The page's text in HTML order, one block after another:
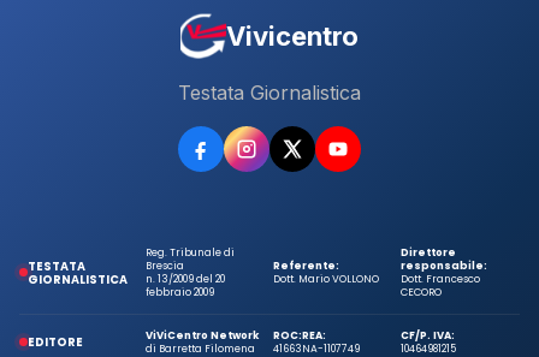
Vivicentro
Testata Giornalistica
TESTATA
GIORNALISTICA
Reg. Tribunale di
Brescia
n. 13/2009 del 20
febbraio 2009
Referente:
Dott. Mario VOLLONO
Direttore
responsabile:
Dott. Francesco
CECORO
EDITORE
ViViCentro Network
di Barretta Filomena
ROC:
41663
REA:
NA-1107749
CF/P. IVA:
10464981215